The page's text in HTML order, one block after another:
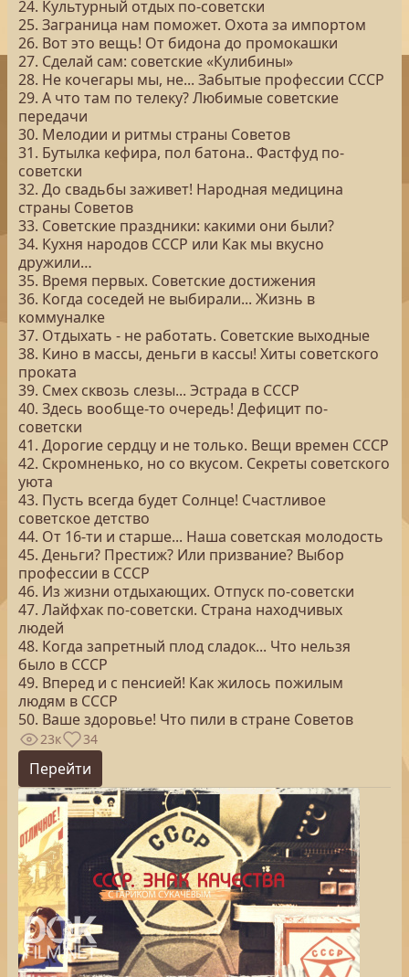
24. Культурный отдых по-советски
25. Заграница нам поможет. Охота за импортом
26. Вот это вещь! От бидона до промокашки
27. Сделай сам: советские «Кулибины»
28. Не кочегары мы, не... Забытые профессии СССР
29. А что там по телеку? Любимые советские
передачи
30. Мелодии и ритмы страны Советов
31. Бутылка кефира, пол батона.. Фастфуд по-
советски
32. До свадьбы заживет! Народная медицина
страны Советов
33. Советские праздники: какими они были?
34. Кухня народов СССР или Как мы вкусно
дружили…
35. Время первых. Советские достижения
36. Когда соседей не выбирали... Жизнь в
коммуналке
37. Отдыхать - не работать. Советские выходные
38. Кино в массы, деньги в кассы! Хиты советского
проката
39. Смех сквозь слезы... Эстрада в СССР
40. Здесь вообще-то очередь! Дефицит по-
советски
41. Дорогие сердцу и не только. Вещи времен СССР
42. Скромненько, но со вкусом. Секреты советского
уюта
43. Пусть всегда будет Солнце! Счастливое
советское детство
44. От 16-ти и старше... Наша советская молодость
45. Деньги? Престиж? Или призвание? Выбор
профессии в СССР
46. Из жизни отдыхающих. Отпуск по-советски
47. Лайфхак по-советски. Страна находчивых
людей
48. Когда запретный плод сладок... Что нельзя
было в СССР
49. Вперед и с пенсией! Как жилось пожилым
людям в СССР
50. Ваше здоровье! Что пили в стране Советов
23к 34
Перейти